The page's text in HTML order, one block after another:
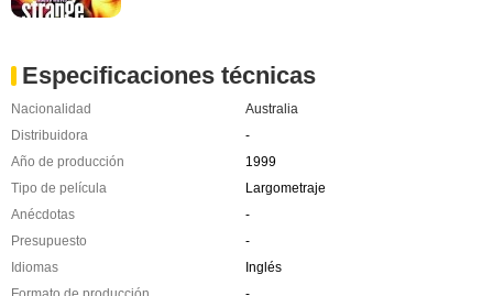
Especificaciones técnicas
Nacionalidad
Australia
Distribuidora
-
Año de producción
1999
Tipo de película
Largometraje
Anécdotas
-
Presupuesto
-
Idiomas
Inglés